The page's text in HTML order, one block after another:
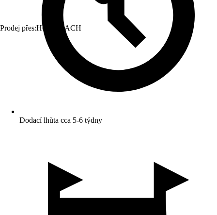
Prodej přes:HORNBACH
Dodací lhůta cca 5-6 týdny